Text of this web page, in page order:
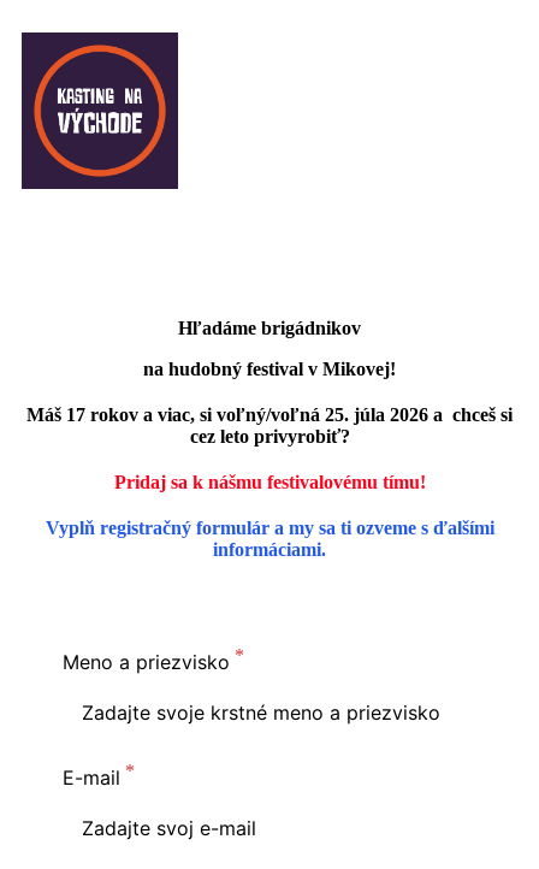
Hľadáme brigádnikov
na hudobný festival v Mikovej!
Máš 17 rokov a viac, si voľný/voľná 25. júla 2026 a chceš si
cez leto privyrobiť?
Pridaj sa k nášmu festivalovému tímu!
Vyplň registračný formulár a my sa ti ozveme s ďalšími
informáciami.
Meno a priezvisko
E-mail